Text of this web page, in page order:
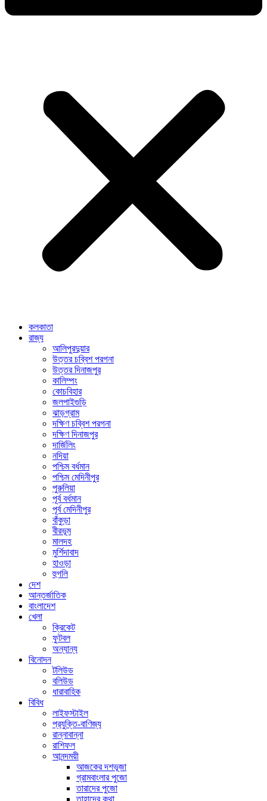
কলকাতা
রাজ্য
আলিপুরদুয়ার
উত্তর চব্বিশ পরগনা
উত্তর দিনাজপুর
কালিম্পং
কোচবিহার
জলপাইগুড়ি
ঝাড়গ্রাম
দক্ষিণ চব্বিশ পরগনা
দক্ষিণ দিনাজপুর
দার্জিলিং
নদিয়া
পশ্চিম বর্ধমান
পশ্চিম মেদিনীপুর
পুরুলিয়া
পূর্ব বর্ধমান
পূর্ব মেদিনীপুর
বাঁকুড়া
বীরভূম
মালদহ
মুর্শিদাবাদ
হাওড়া
হুগলি
দেশ
আন্তর্জাতিক
বাংলাদেশ
খেলা
ক্রিকেট
ফুটবল
অন্যান্য
বিনোদন
টলিউড
বলিউড
ধারাবাহিক
বিবিধ
লাইফস্টাইল
প্রযুক্তি-বাণিজ্য
রান্নাবান্না
রাশিফল
আনন্দময়ী
আজকের দশভূজা
গ্রামবাংলার পুজো
তারাদের পুজো
তাহাদের কথা